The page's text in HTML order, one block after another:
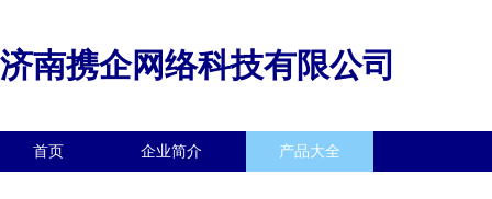
济南携企网络科技有限公司
首页 企业简介 产品大全